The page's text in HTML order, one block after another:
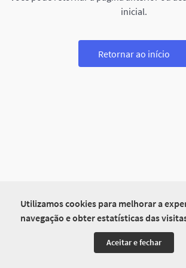
Utilizamos cookies para melhorar a
navegação e obter estatísticas das
Aceitar e fechar
inicial.
Retornar ao início